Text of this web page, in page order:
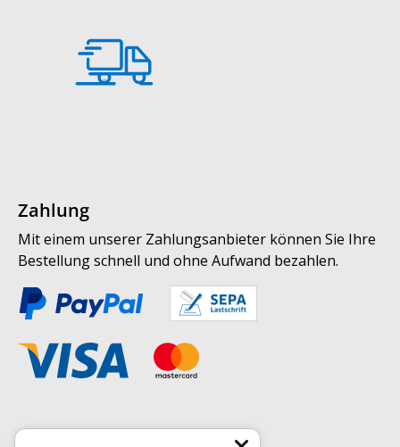
Zahlung
Mit einem unserer Zahlungsanbieter können Sie Ihre
Bestellung schnell und ohne Aufwand bezahlen.